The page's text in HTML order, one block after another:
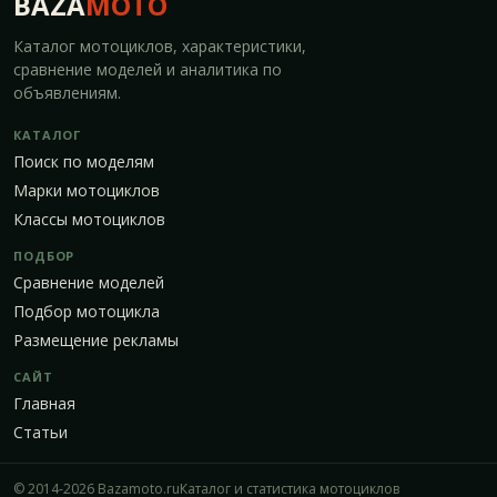
Каталог мотоциклов, характеристики,
сравнение моделей и аналитика по
объявлениям.
КАТАЛОГ
Поиск по моделям
Марки мотоциклов
Классы мотоциклов
ПОДБОР
Сравнение моделей
Подбор мотоцикла
Размещение рекламы
САЙТ
Главная
Статьи
© 2014-2026 Bazamoto.ruКаталог и статистика мотоциклов